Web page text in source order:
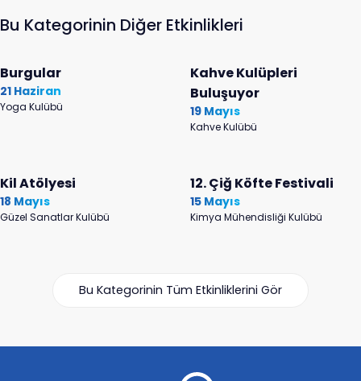
Bu Kategorinin Diğer Etkinlikleri
Burgular
21 Haziran
Yoga Kulübü
Kahve Kulüpleri
Buluşuyor
19 Mayıs
Kahve Kulübü
Kil Atölyesi
18 Mayıs
Güzel Sanatlar Kulübü
12. Çiğ Köfte Festivali
15 Mayıs
Kimya Mühendisliği Kulübü
Bu Kategorinin Tüm Etkinliklerini Gör